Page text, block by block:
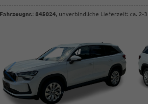
Fahrzeugnr.:845024, unverbindliche Lieferzeit: ca. 2-